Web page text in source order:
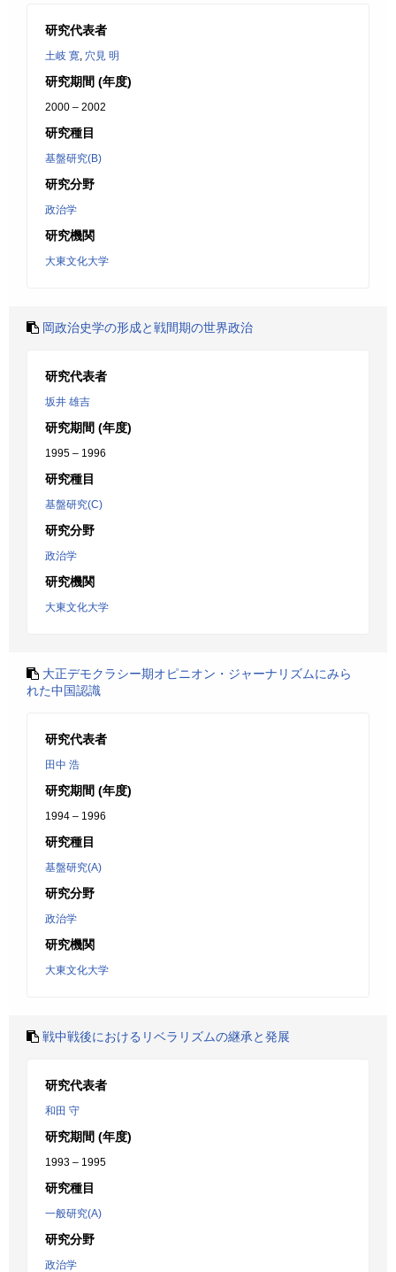
研究代表者
土岐 寛, 穴見 明
研究期間 (年度)
2000 – 2002
研究種目
基盤研究(B)
研究分野
政治学
研究機関
大東文化大学
岡政治史学の形成と戦間期の世界政治
研究代表者
坂井 雄吉
研究期間 (年度)
1995 – 1996
研究種目
基盤研究(C)
研究分野
政治学
研究機関
大東文化大学
大正デモクラシー期オピニオン・ジャーナリズムにみら
れた中国認識
研究代表者
田中 浩
研究期間 (年度)
1994 – 1996
研究種目
基盤研究(A)
研究分野
政治学
研究機関
大東文化大学
戦中戦後におけるリベラリズムの継承と発展
研究代表者
和田 守
研究期間 (年度)
1993 – 1995
研究種目
一般研究(A)
研究分野
政治学